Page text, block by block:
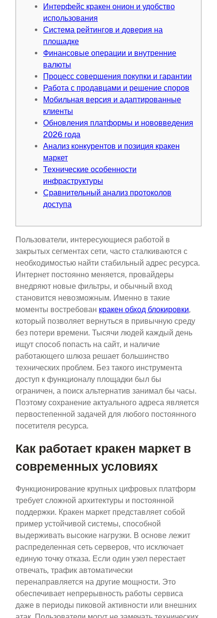
Интерфейс кракен онион и удобство
использования
Система рейтингов и доверия на
площадке
Финансовые операции и внутренние
валюты
Процесс совершения покупки и гарантии
Работа с продавцами и решение споров
Мобильная версия и адаптированные
клиенты
Обновления платформы и нововведения
2026 года
Анализ конкурентов и позиция кракен
маркет
Технические особенности
инфраструктуры
Сравнительный анализ протоколов
доступа
Пользователи, интересующиеся работой в
закрытых сегментах сети, часто сталкиваются с
необходимостью найти стабильный адрес ресурса.
Интернет постоянно меняется, провайдеры
внедряют новые фильтры, и обычный вход
становится невозможным. Именно в такие
моменты востребован кракен обход блокировки,
который позволяет вернуться в привычную среду
без потери времени. Тысячи людей каждый день
ищут способ попасть на сайт, и наличие
работающего шлюза решает большинство
технических проблем. Без такого инструмента
доступ к функционалу площадки был бы
ограничен, а поиск альтернатив занимал бы часы.
Поэтому сохранение актуального адреса является
первостепенной задачей для любого постоянного
посетителя ресурса.
Как работает кракен маркет в
современных условиях
Функционирование крупных цифровых платформ
требует сложной архитектуры и постоянной
поддержки. Кракен маркет представляет собой
пример устойчивой системы, способной
выдерживать высокие нагрузки. В основе лежит
распределенная сеть серверов, что исключает
единую точку отказа. Если один узел перестает
отвечать, трафик автоматически
перенаправляется на другие мощности. Это
обеспечивает непрерывность работы сервиса
даже в периоды пиковой активности или внешних